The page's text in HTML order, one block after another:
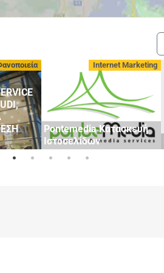
Internet Marketing
Pontemedia Κατασκευή
Ιστοσελίδων